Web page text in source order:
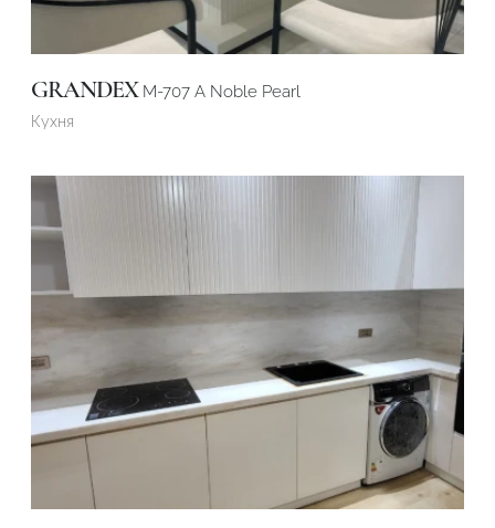
GRANDEX M-707 А Noble Pearl
Кухня